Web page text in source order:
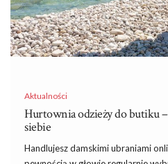
Aktualności
Hurtownia odzieży do butiku –
siebie
Handlujesz damskimi ubraniami